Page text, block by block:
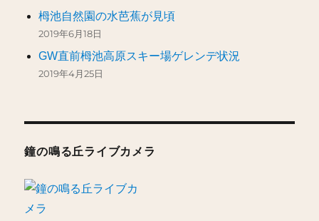
栂池自然園の水芭蕉が見頃
2019年6月18日
GW直前栂池高原スキー場ゲレンデ状況
2019年4月25日
鐘の鳴る丘ライブカメラ